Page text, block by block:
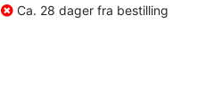
Ca. 28 dager fra bestilling